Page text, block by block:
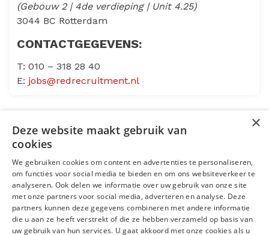
(Gebouw 2 | 4de verdieping | Unit 4.25)
3044 BC Rotterdam
CONTACTGEGEVENS:
T: 010 – 318 28 40
E: jobs@redrecruitment.nl
Menu
Kantoren
Open sollicitatie
Volg ons op
×
Deze website maakt gebruik van
cookies
We gebruiken cookies om content en advertenties te personaliseren,
om functies voor social media te bieden en om ons websiteverkeer te
analyseren. Ook delen we informatie over uw gebruik van onze site
met onze partners voor social media, adverteren en analyse. Deze
partners kunnen deze gegevens combineren met andere informatie
die u aan ze heeft verstrekt of die ze hebben verzameld op basis van
uw gebruik van hun services. U gaat akkoord met onze cookies als u